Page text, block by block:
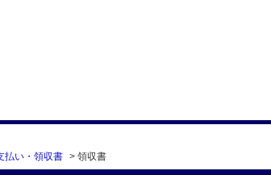
払い・領収書 > 領収書